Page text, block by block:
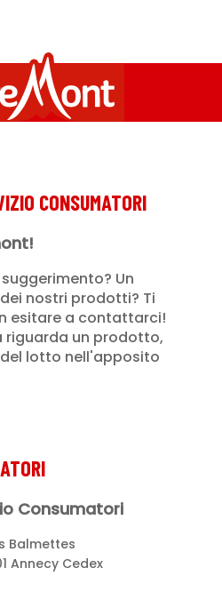
CONSUMATORI
Un
nostri prodotti? Ti
esitare a contattarci!
riguarda un prodotto,
lotto nell'apposito
Consumatori
Balmettes
Annecy Cedex